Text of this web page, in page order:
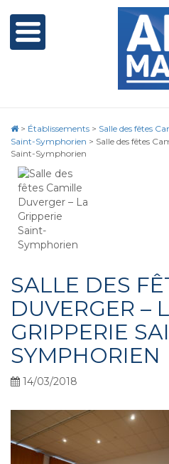
> Établissements > Salle des fêtes
Saint-Symphorien > Salle des fêtes
Saint-Symphorien
SALLE DES
DUVERGER –
GRIPPERIE
SYMPHORIEN
14/03/2018